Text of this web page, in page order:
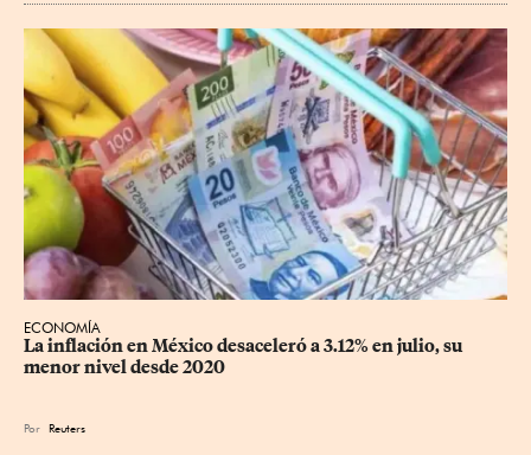
ECONOMÍA
La inflación en México desaceleró a 3.12% en julio, su
menor nivel desde 2020
Por Reuters